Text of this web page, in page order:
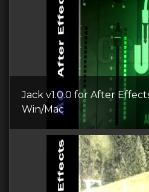
Jack v1.0.0 for After
Win/Mac